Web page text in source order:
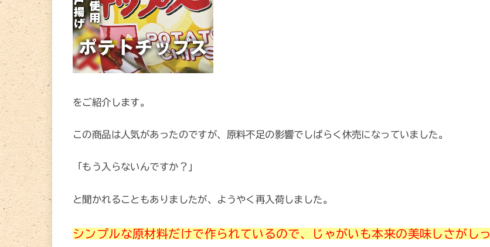
をご紹介します。
この商品は人気があったのですが、原料不足の影響でしばらく休売になっていました。
「もう入らないんですか？」
と聞かれることもありましたが、ようやく再入荷しました。
シンプルな原材料だけで作られているので、じゃがいも本来の美味しさがしっ